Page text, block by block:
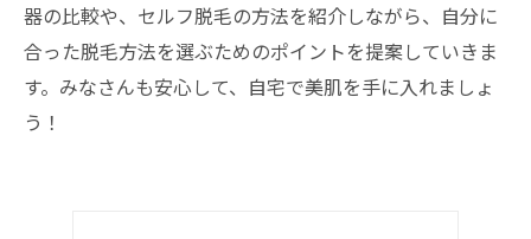
器の比較や、セルフ脱毛の方法を紹介しながら、自分に
合った脱毛方法を選ぶためのポイントを提案していきま
す。みなさんも安心して、自宅で美肌を手に入れましょ
う！